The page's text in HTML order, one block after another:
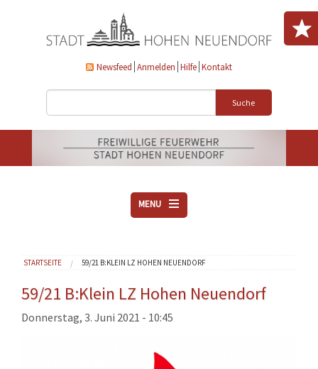
Newsfeed Anmelden Hilfe Kontakt
Suche
MENU
VEREINE
AKTUELLES
DOWNLOADS
TECHNIK
Sie sind hier
STARTSEITE 59/21 B:KLEIN LZ HOHEN NEUENDORF
59/21 B:Klein LZ Hohen Neuendorf
Donnerstag, 3. Juni 2021 - 10:45